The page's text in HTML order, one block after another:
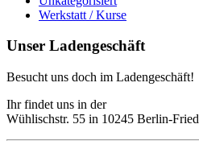
Werkstatt / Kurse
Unser Ladengeschäft
Besucht uns doch im Ladengeschäft!
Ihr findet uns in der
Wühlischstr. 55 in 10245 Berlin-